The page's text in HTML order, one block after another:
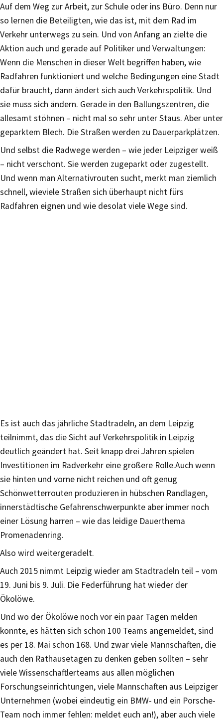
Auf dem Weg zur Arbeit, zur Schule oder ins Büro. Denn nur
so lernen die Beteiligten, wie das ist, mit dem Rad im
Verkehr unterwegs zu sein. Und von Anfang an zielte die
Aktion auch und gerade auf Politiker und Verwaltungen:
Wenn die Menschen in dieser Welt begriffen haben, wie
Radfahren funktioniert und welche Bedingungen eine Stadt
dafür braucht, dann ändert sich auch Verkehrspolitik. Und
sie muss sich ändern. Gerade in den Ballungszentren, die
allesamt stöhnen – nicht mal so sehr unter Staus. Aber unter
geparktem Blech. Die Straßen werden zu Dauerparkplätzen.
Und selbst die Radwege werden – wie jeder Leipziger weiß
– nicht verschont. Sie werden zugeparkt oder zugestellt.
Und wenn man Alternativrouten sucht, merkt man ziemlich
schnell, wieviele Straßen sich überhaupt nicht fürs
Radfahren eignen und wie desolat viele Wege sind.
Es ist auch das jährliche Stadtradeln, an dem Leipzig
teilnimmt, das die Sicht auf Verkehrspolitik in Leipzig
deutlich geändert hat. Seit knapp drei Jahren spielen
Investitionen im Radverkehr eine größere Rolle.Auch wenn
sie hinten und vorne nicht reichen und oft genug
Schönwetterrouten produzieren in hübschen Randlagen,
innerstädtische Gefahrenschwerpunkte aber immer noch
einer Lösung harren – wie das leidige Dauerthema
Promenadenring.
Also wird weitergeradelt.
Auch 2015 nimmt Leipzig wieder am Stadtradeln teil – vom
19. Juni bis 9. Juli. Die Federführung hat wieder der
Ökolöwe.
Und wo der Ökolöwe noch vor ein paar Tagen melden
konnte, es hätten sich schon 100 Teams angemeldet, sind
es per 18. Mai schon 168. Und zwar viele Mannschaften, die
auch den Rathausetagen zu denken geben sollten – sehr
viele Wissenschaftlerteams aus allen möglichen
Forschungseinrichtungen, viele Mannschaften aus Leipziger
Unternehmen (wobei eindeutig ein BMW- und ein Porsche-
Team noch immer fehlen: meldet euch an!), aber auch viele